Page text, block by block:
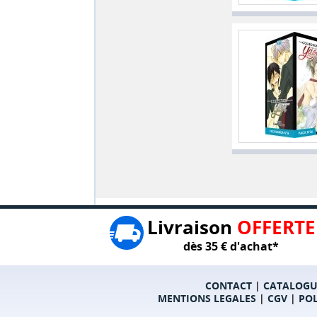
Livraison OFFERTE
dès 35 € d'achat*
CONTACT|
MENTIONS LEGALES | CGV|